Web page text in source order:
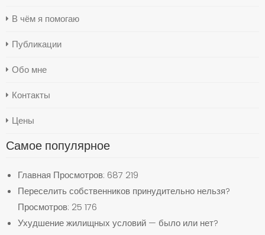
В чём я помогаю
Публикации
Обо мне
Контакты
Цены
Самое популярное
Главная Просмотров: 687 219
Переселить собственников принудительно нельзя?
Просмотров: 25 176
Ухудшение жилищных условий — было или нет?